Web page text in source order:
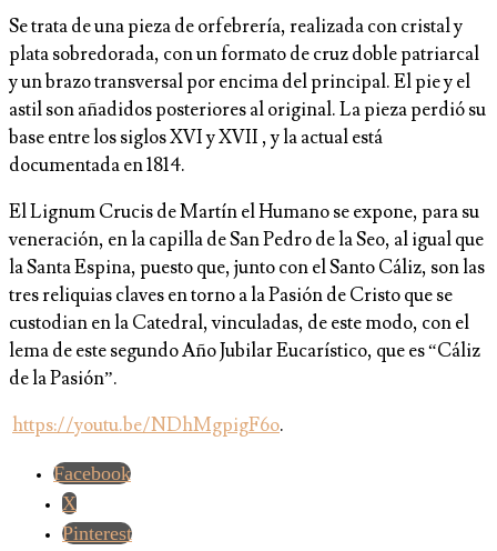
Se trata de una pieza de orfebrería, realizada con cristal y
plata sobredorada, con un formato de cruz doble patriarcal
y un brazo transversal por encima del principal. El pie y el
astil son añadidos posteriores al original. La pieza perdió su
base entre los siglos XVI y XVII , y la actual está
documentada en 1814.
El Lignum Crucis de Martín el Humano se expone, para su
veneración, en la capilla de San Pedro de la Seo, al igual que
la Santa Espina, puesto que, junto con el Santo Cáliz, son las
tres reliquias claves en torno a la Pasión de Cristo que se
custodian en la Catedral, vinculadas, de este modo, con el
lema de este segundo Año Jubilar Eucarístico, que es “Cáliz
de la Pasión”.
https://youtu.be/NDhMgpigF6o.
Facebook
X
Pinterest